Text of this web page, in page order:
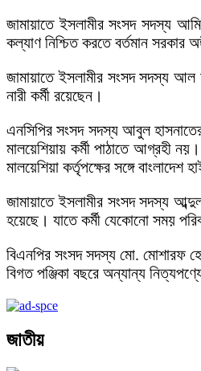
জামায়াতে ইসলামীর সংসদ সদস্য
কল্যাণ নিশ্চিত করতে বর্তমান সরকার
জামায়াতে ইসলামীর সংসদ সদস্য
নারী কর্মী রয়েছেন।
এনসিপির সংসদ সদস্য আবুল
মালয়েশিয়ায় কর্মী পাঠাতে আগ্রহী
মালয়েশিয়া কর্তৃপক্ষের সঙ্গে
জামায়াতে ইসলামীর সংসদ সদস্য আব্দুল
হয়েছে। যাতে কর্মী যেকোনো সময়
বিএনপির সংসদ সদস্য মো. মোশারফ
বিগত পঞ্জিকা বছরে অন্যান্য
জাতীয়